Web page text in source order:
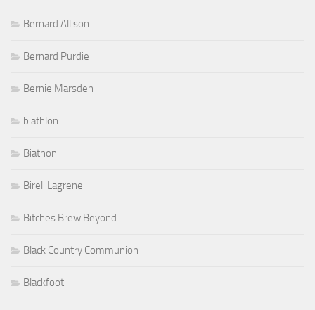
Bernard Allison
Bernard Purdie
Bernie Marsden
biathlon
Biathon
Bireli Lagrene
Bitches Brew Beyond
Black Country Communion
Blackfoot